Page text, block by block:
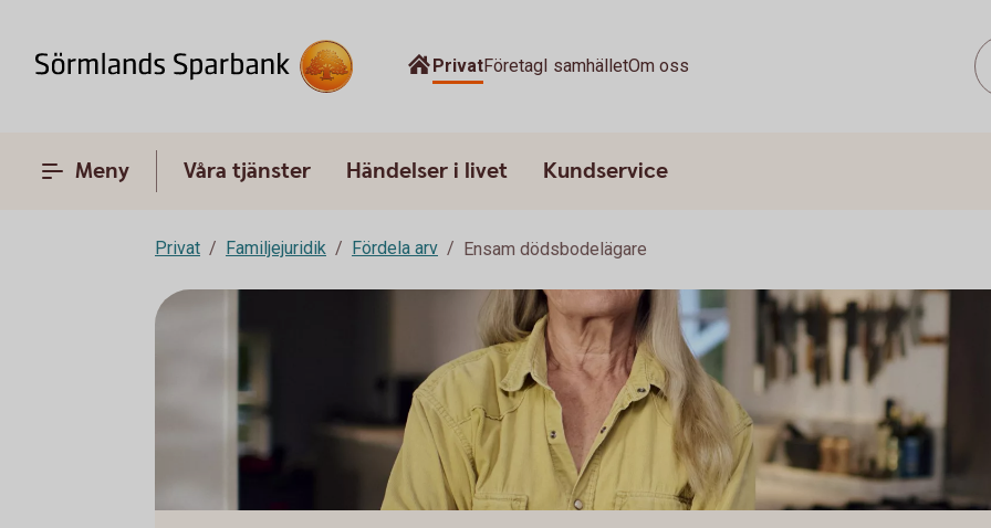
PrivatFöretagI samhälletOm oss
Meny Våra tjänster Händelser i livet Kundservice
Privat Familjejuridik Fördela arv Ensam dödsbodelägare